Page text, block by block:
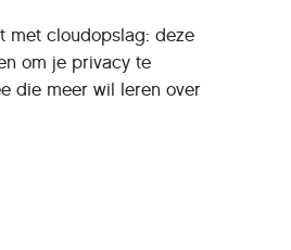
met cloudopslag: deze
om je privacy te
die meer wil leren over